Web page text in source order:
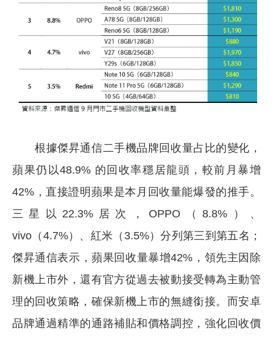
根據傑昇通信二手機品牌回收量占比的變化，
蘋果仍以48.9% 的回收率穩居龍頭，較前月暴增
42%，直接證明蘋果是本月回收量能爆發的推手。
三星以22.3%居次，OPPO（8.8%）、
vivo（4.7%）、紅米（3.5%）分列第三到第五名；
傑昇通信表示，蘋果回收量暴增42%，領先主因除
新機上市外，還有官方從過去被動接受轉為主動管
理的回收策略，確保新機上市的無縫銜接。而安卓
品牌通過精準的通路補貼和價格調控，強化回收價